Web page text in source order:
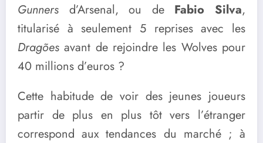
Gunners d’Arsenal, ou de Fabio Silva,
titularisé à seulement 5 reprises avec les
Dragões avant de rejoindre les Wolves pour
40 millions d’euros ?
Cette habitude de voir des jeunes joueurs
partir de plus en plus tôt vers l’étranger
correspond aux tendances du marché ; à